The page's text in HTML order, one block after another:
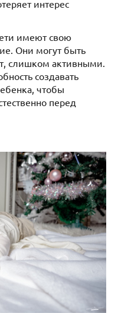
интерес
имеют свою
Они могут быть
слишком активными.
создавать
чтобы
перед